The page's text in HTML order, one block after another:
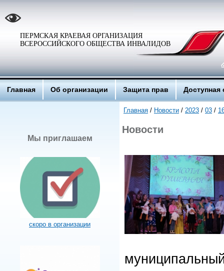
ПЕРМСКАЯ КРАЕВАЯ ОРГАНИЗАЦИЯ
ВСЕРОССИЙСКОГО ОБЩЕСТВА ИНВАЛИДОВ
Главная Об организации Защита прав Доступная
Мы приглашаем
скоро в организации
Главная / Новости / 2023 / 03 /
Новости